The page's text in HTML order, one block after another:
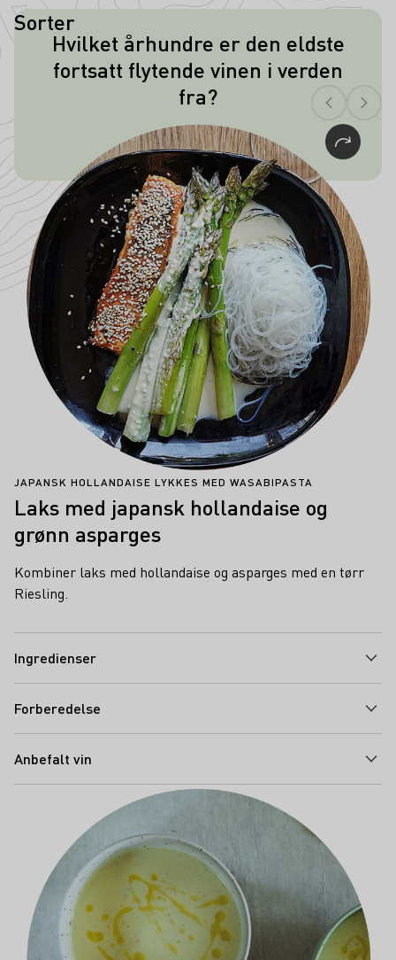
Hvilket århundre er den eldste
fortsatt flytende vinen i verden
fra?
Den eldste vinen som fortsatt er i
flytende form, stammer fra 400-tallet.
Flasken ble funnet i en grav i 1867 og
museum i Speyer.
Sorter
JAPANSK HOLLANDAISE LYKKES MED WASABIPASTA
Laks med japansk hollandaise og
grønn asparges
Kombiner laks med hollandaise og asparges med en tørr
Riesling.
Ingredienser
Forberedelse
Anbefalt vin